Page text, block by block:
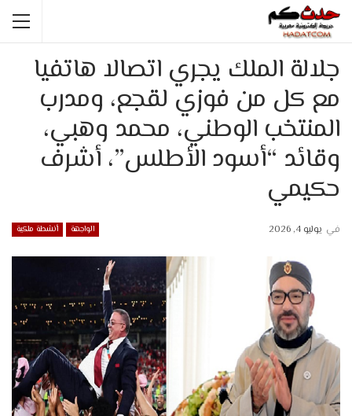
جلالة الملك يجري اتصالا هاتفيا
مع كل من فوزي لقجع، ومدرب
المنتخب الوطني، محمد وهبي،
وقائد “أسود الأطلس”، أشرف
حكيمي
الواجهة أنشطة ملكية في يوليو 4, 2026